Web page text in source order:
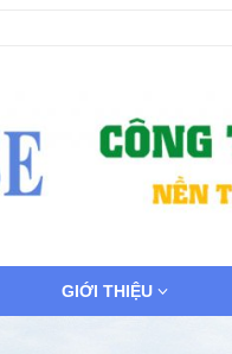
GIỚI THIỆU